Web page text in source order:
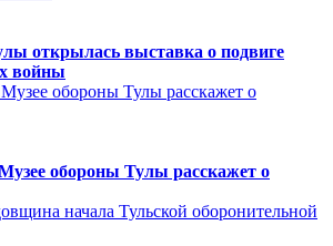
открылась выставка о подвиге
войны
обороны Тулы расскажет о